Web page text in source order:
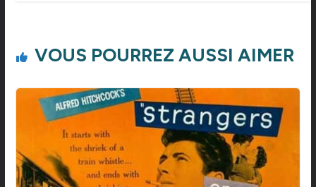
VOUS POURREZ AUSSI AIMER